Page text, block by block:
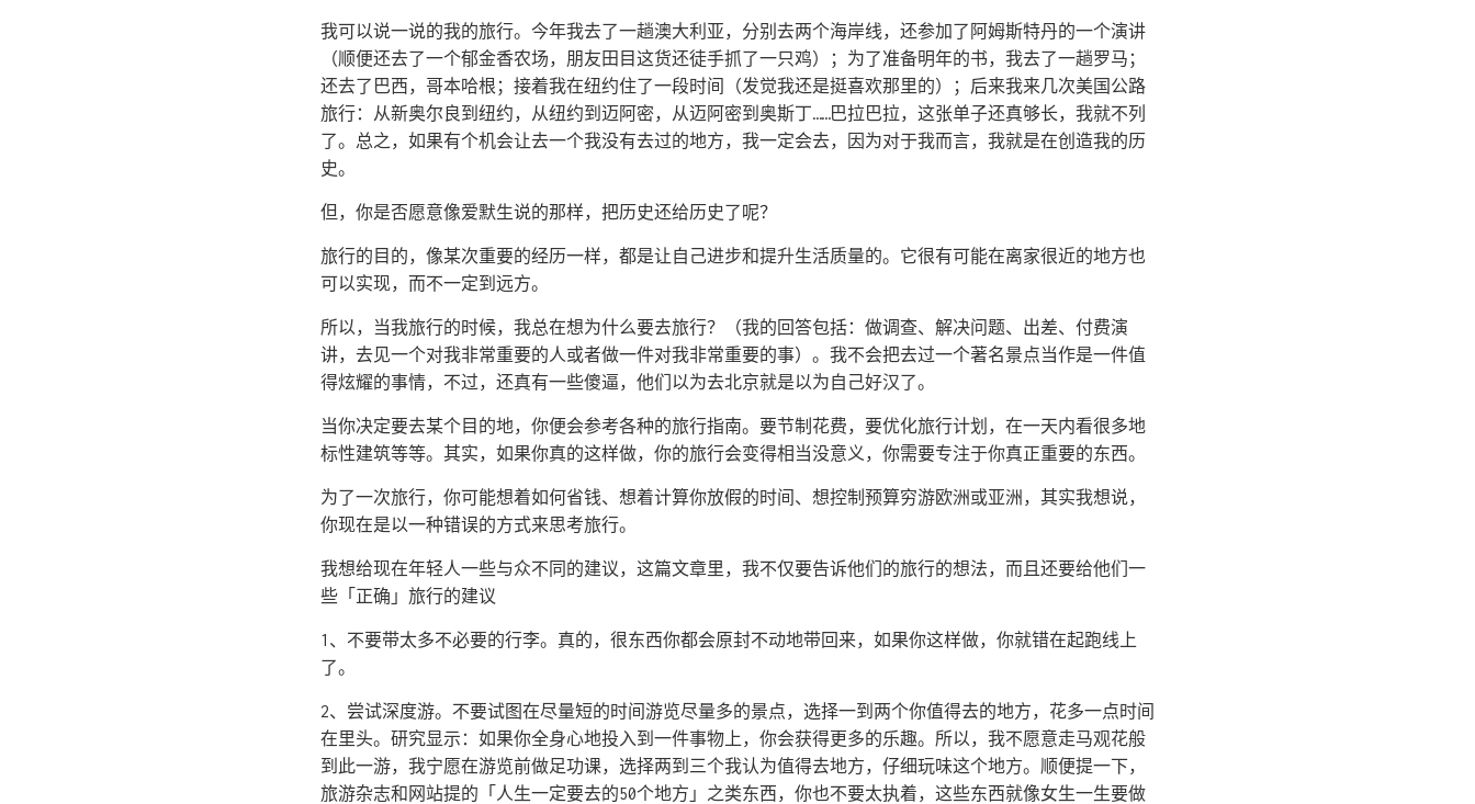
我可以说一说的我的旅行。今年我去了一趟澳大利亚，分别去两个海岸线，还参加了阿姆斯特丹的一个演讲
（顺便还去了一个郁金香农场，朋友田目这货还徒手抓了一只鸡）；为了准备明年的书，我去了一趟罗马；
还去了巴西，哥本哈根；接着我在纽约住了一段时间（发觉我还是挺喜欢那里的）；后来我来几次美国公路
旅行：从新奥尔良到纽约，从纽约到迈阿密，从迈阿密到奥斯丁……巴拉巴拉，这张单子还真够长，我就不列
了。总之，如果有个机会让去一个我没有去过的地方，我一定会去，因为对于我而言，我就是在创造我的历
史。
但，你是否愿意像爱默生说的那样，把历史还给历史了呢？
旅行的目的，像某次重要的经历一样，都是让自己进步和提升生活质量的。它很有可能在离家很近的地方也
可以实现，而不一定到远方。
所以，当我旅行的时候，我总在想为什么要去旅行？（我的回答包括：做调查、解决问题、出差、付费演
讲，去见一个对我非常重要的人或者做一件对我非常重要的事）。我不会把去过一个著名景点当作是一件值
得炫耀的事情，不过，还真有一些傻逼，他们以为去北京就是以为自己好汉了。
当你决定要去某个目的地，你便会参考各种的旅行指南。要节制花费，要优化旅行计划，在一天内看很多地
标性建筑等等。其实，如果你真的这样做，你的旅行会变得相当没意义，你需要专注于你真正重要的东西。
为了一次旅行，你可能想着如何省钱、想着计算你放假的时间、想控制预算穷游欧洲或亚洲，其实我想说，
你现在是以一种错误的方式来思考旅行。
我想给现在年轻人一些与众不同的建议，这篇文章里，我不仅要告诉他们的旅行的想法，而且还要给他们一
些「正确」旅行的建议
1、不要带太多不必要的行李。真的，很东西你都会原封不动地带回来，如果你这样做，你就错在起跑线上
了。
2、尝试深度游。不要试图在尽量短的时间游览尽量多的景点，选择一到两个你值得去的地方，花多一点时间
在里头。研究显示：如果你全身心地投入到一件事物上，你会获得更多的乐趣。所以，我不愿意走马观花般
到此一游，我宁愿在游览前做足功课，选择两到三个我认为值得去地方，仔细玩味这个地方。顺便提一下，
旅游杂志和网站提的「人生一定要去的50个地方」之类东西，你也不要太执着，这些东西就像女生一生要做